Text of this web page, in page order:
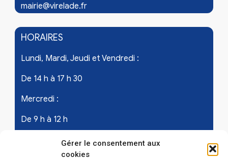
Gérer le consentement aux
cookies
mairie@virelade.fr
HORAIRES
Lundi, Mardi, Jeudi et Vendredi :
De 14 h à 17 h 30
Mercredi :
De 9 h à 12 h
Samedi - les 1er et 3ème de chaque mois :